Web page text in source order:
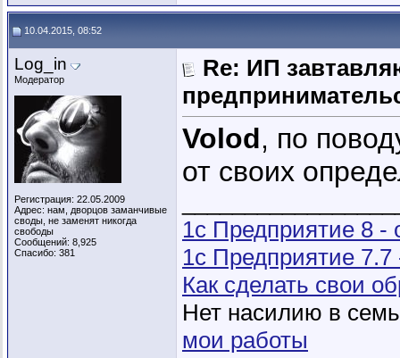
10.04.2015, 08:52
Log_in
Модератор
Регистрация: 22.05.2009
Адрес: нам, дворцов заманчивые
своды, не заменят никогда
свободы
Сообщений: 8,925
Спасибо: 381
Re: ИП
Volod, по
от своих
1с Предприятие 8 -
1с Предприятие
Как сделать свои
Нет насилию в
мои работы